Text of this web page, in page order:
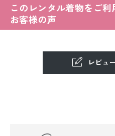
このレンタル着物をご利
お客様の声
レビュ